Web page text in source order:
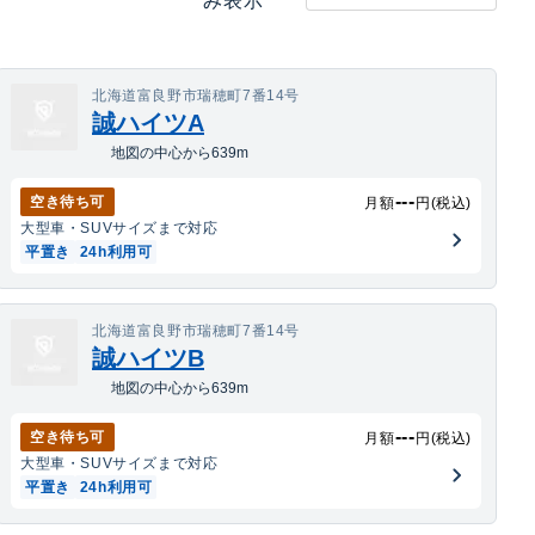
北海道富良野市瑞穂町7番14号
誠ハイツA
地図の中心から639m
空き待ち可 月額--- 円(税込)
大型車・SUVサイズまで対応
平置き
24h利用可
北海道富良野市瑞穂町7番14号
誠ハイツB
地図の中心から639m
空き待ち可 月額--- 円(税込)
大型車・SUVサイズまで対応
平置き
24h利用可